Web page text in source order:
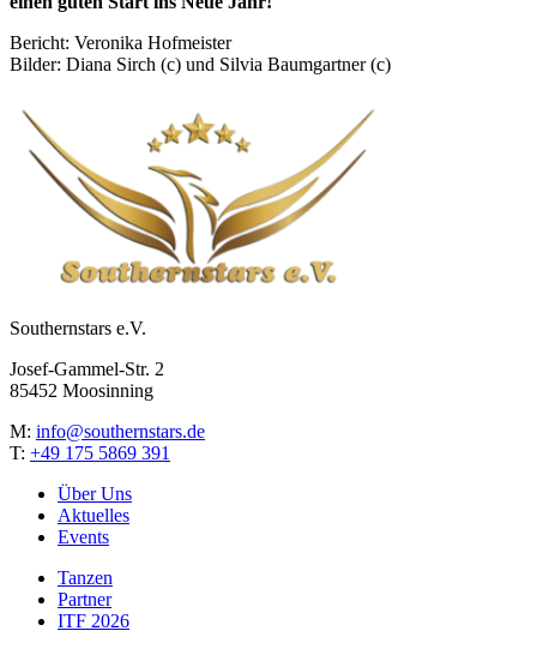
Bericht: Veronika Hofmeister
Bilder: Diana Sirch (c) und Silvia Baumgartner (c)
Southernstars e.V.
Josef-Gammel-Str. 2
85452 Moosinning
M: info@southernstars.de
T: +49 175 5869 391
Über Uns
Aktuelles
Events
Tanzen
Partner
ITF 2026